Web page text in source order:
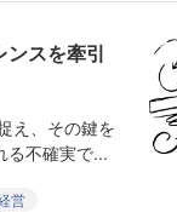
スを牽引
え、その鍵を
る不確実で...
営